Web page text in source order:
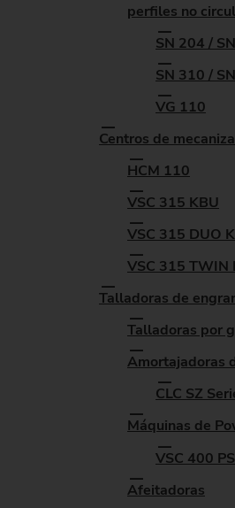
perfiles no
SN 204 /
SN 310 /
VG 110
Centros de
HCM 110
VSC 315 KBU
VSC 315 DUO
VSC 315 TWIN
Talladoras de
Talladoras por
Amortajadoras
CLC SZ
Máquinas de
VSC 400 PS
Afeitadoras